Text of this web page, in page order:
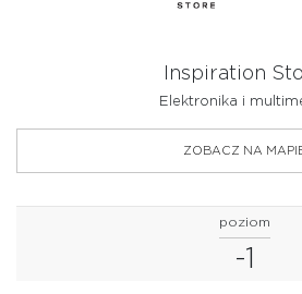
Inspiration
Elektronika i
ZOBACZ NA
poziom
-1